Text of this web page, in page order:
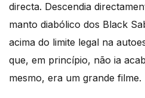
directa. Descendia
manto diabólico dos Black
acima do limite legal na
que, em princípio, não ia
mesmo, era um grande filme.